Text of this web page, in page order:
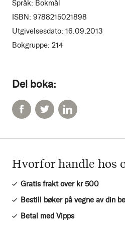
Del boka:
Språk: Bokmål
ISBN: 9788215021898
Utgivelsesdato: 16.09.2013
Bokgruppe: 214
Hvorfor handle hos
Gratis frakt over kr 500
Bestill bøker på vegne av din
Betal med Vipps